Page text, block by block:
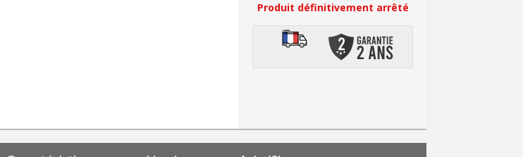
Produit définitivement arrêté